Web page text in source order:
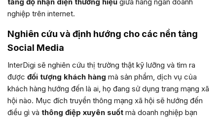
nghiệp trên internet.
Nghiên cứu và định hướng cho các nền tảng
Social Media
InterDigi sẽ nghiên cứu thị trường thật kỹ lưỡng và tìm ra
được đối tượng khách hàng mà sản phẩm, dịch vụ của
khách hàng hướng đến là ai, họ đang sử dụng trang mạng xã
hội nào. Mục đích truyền thông mạng xã hội sẽ hướng đến
điều gì và thông điệp xuyên suốt mà doanh nghiệp bạn